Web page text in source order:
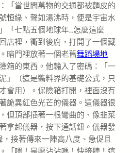
「當世間萬物的交通都被麵皮的
恒綠、聲如湯沸時，便是宇宙水
「七點五個地球年…怎麼這麼
店裡，衝到後廚，打開了一個藏
暗門裡放著一個老舊舞蹈場地
箱的東西。他輸入了密碼：「一
」（這是醬料界的基礎公式，只
會用）。保險箱打開，裡面沒有
詭異紅色光芒的儀器。這儀器很
但頂部插著一根彎曲的、像韭菜
拿起儀器，按下通話鈕。儀器發
接著傳來一陣高八度、急促且